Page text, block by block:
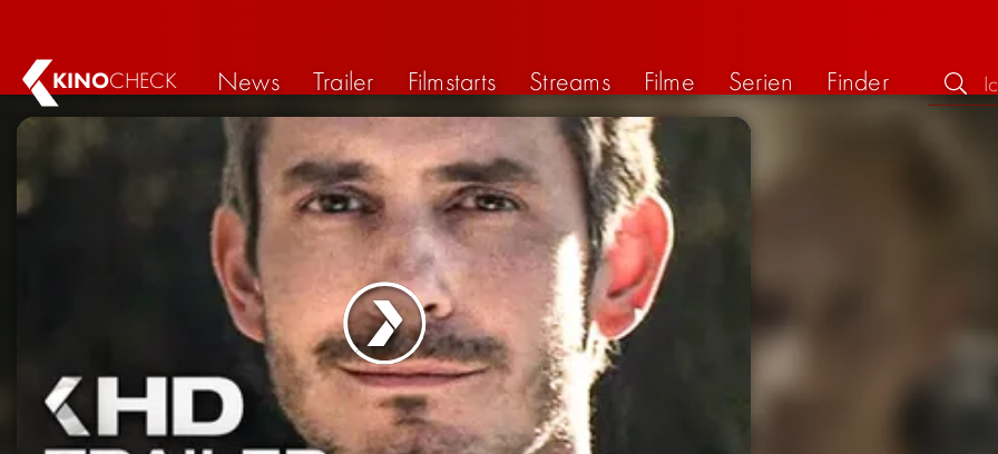
KINOCHECK News Trailer Filmstarts Streams Filme Serien Finder